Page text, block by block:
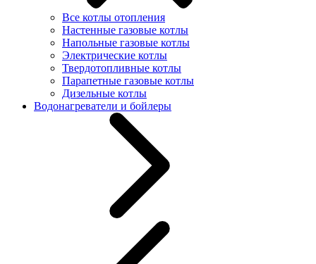
Все котлы отопления
Настенные газовые котлы
Напольные газовые котлы
Электрические котлы
Твердотопливные котлы
Парапетные газовые котлы
Дизельные котлы
Водонагреватели и бойлеры